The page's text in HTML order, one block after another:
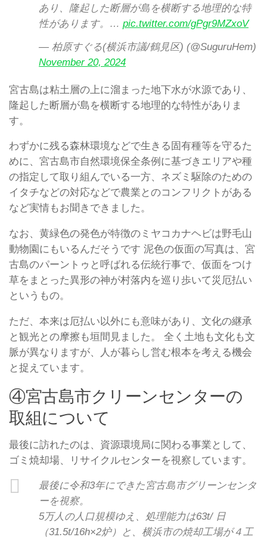
あり、隆起した断層が島を横断する地理的な特
性があります。… pic.twitter.com/gPgr9MZxoV
— 柏原すぐる(横浜市議/鶴見区) (@SuguruHem)
November 20, 2024
宮古島は粘土層の上に溜まった地下水が水源であり、
隆起した断層が島を横断する地理的な特性がありま
す。
わずかに残る森林環境などで生きる固有種等を守るた
めに、宮古島市自然環境保全条例に基づきエリアや種
の指定して取り組んでいる一方、ネズミ駆除のための
イタチなどの対応などで農業とのコンフリクトがある
など実情もお聞きできました。
なお、黄緑色の発色が特徴のミヤコカナヘビは野毛山
動物園にもいるんだそうです 泥色の仮面の写真は、宮
古島のパーントゥと呼ばれる伝統行事で、仮面をつけ
草をまとった異形の神が村落内を巡り歩いて災厄払い
というもの。
ただ、本来は厄払い以外にも意味があり、文化の継承
と観光との摩擦も垣間見ました。 全く土地も文化も文
脈が異なりますが、人が暮らし営む根本を考える機会
と捉えています。
④宮古島市クリーンセンターの
取組について
最後に訪れたのは、資源環境局に関わる事業として、
ゴミ焼却場、リサイクルセンターを視察しています。
最後に令和3年にできた宮古島市グリーンセンタ
ーを視察。
5万人の人口規模ゆえ、処理能力は63t/ 日
（31.5t/16h×2炉）と、横浜市の焼却工場が４工